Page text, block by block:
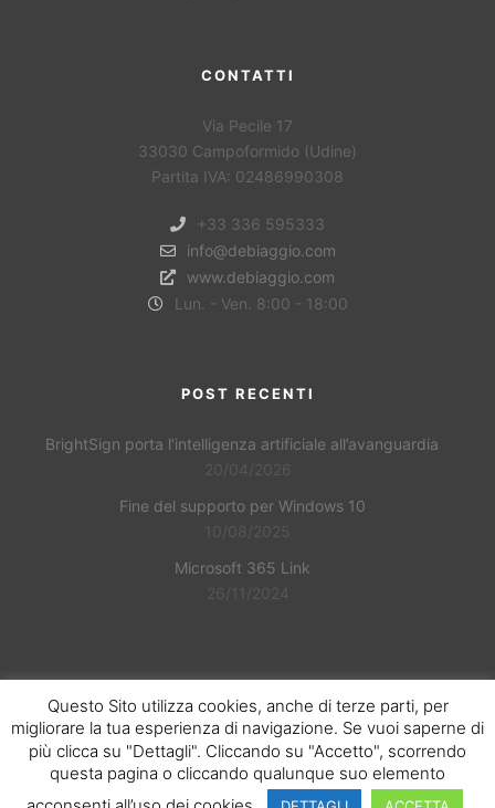
CONTATTI
Via Pecile 17
33030 Campoformido (Udine)
Partita IVA: 02486990308
+33 336 595333
info@debiaggio.com
www.debiaggio.com
Lun. - Ven. 8:00 - 18:00
POST RECENTI
BrightSign porta l’intelligenza artificiale all’avanguardia
Fine del supporto per Windows 10
Microsoft 365 Link
Cookie Policy
Questo Sito utilizza cookies, anche di terze parti, per
migliorare la tua esperienza di navigazione. Se vuoi saperne di
più clicca su "Dettagli". Cliccando su "Accetto", scorrendo
questa pagina o cliccando qualunque suo elemento